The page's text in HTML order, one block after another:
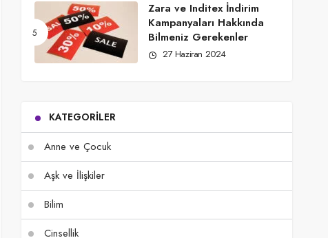
Zara ve Inditex İndirim
Kampanyaları Hakkında
Bilmeniz Gerekenler
27 Haziran 2024
KATEGORILER
Anne ve Çocuk
Aşk ve İlişkiler
Bilim
Cinsellik